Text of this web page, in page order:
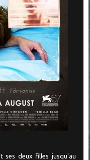
ses deux filles jusqu'au